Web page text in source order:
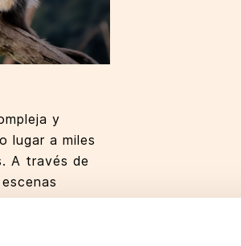
y
lugar a miles
A través de
fragilidad de